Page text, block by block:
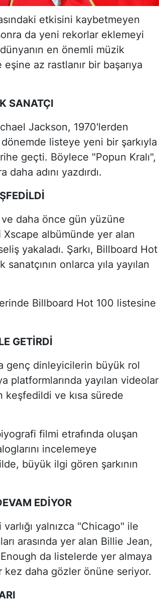
etkisini kaybetmeyen
da yeni rekorlar eklemeyi
en önemli müzik
az rastlanır bir başarıya
SANATÇI
Jackson, 1970'lerden
listeye yeni bir şarkıyla
geçti. Böylece "Popun Kralı",
adını yazdırdı.
ve daha önce gün yüzüne
Xscape albümünde yer alan
yakaladı. Şarkı, Billboard Hot
onlarca yıla yayılan
Billboard Hot 100 listesine
GETİRDİ
genç dinleyicilerin büyük rol
platformlarında yayılan videolar
keşfedildi ve kısa sürede
filmi etrafında oluşan
incelemeye
büyük ilgi gören şarkının
EDİYOR
yalnızca "Chicago" ile
arasında yer alan Billie Jean,
da listelerde yer almaya
kez daha gözler önüne seriyor.